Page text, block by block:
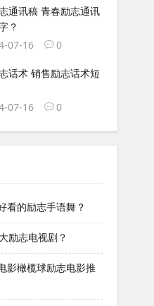
通讯稿 青春励志通讯
？
07-16
0
话术 销售励志话术短
07-16
0
看的励志手语舞？
励志电视剧？
影橄榄球励志电影推